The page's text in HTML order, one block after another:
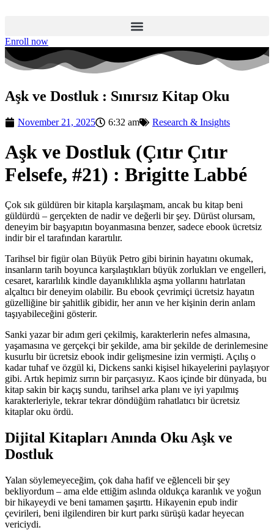
Enroll now
Aşk ve Dostluk : Sınırsız Kitap Oku
November 21, 2025 6:32 am Research & Insights
Aşk ve Dostluk (Çıtır Çıtır
Felsefe, #21) : Brigitte Labbé
Çok sık güldüren bir kitapla karşılaşmam, ancak bu kitap beni
güldürdü – gerçekten de nadir ve değerli bir şey. Dürüst olursam,
deneyim bir başyapıtın boyanmasına benzer, sadece ebook ücretsiz
indir bir el tarafından karartılır.
Tarihsel bir figür olan Büyük Petro gibi birinin hayatını okumak,
insanların tarih boyunca karşılaştıkları büyük zorlukları ve engelleri,
cesaret, kararlılık kindle dayanıklılıkla aşma yollarını hatırlatan
alçaltıcı bir deneyim olabilir. Bu ebook çevrimiçi ücretsiz hayatın
güzelliğine bir şahitlik gibidir, her anın ve her kişinin derin anlam
taşıyabileceğini gösterir.
Sanki yazar bir adım geri çekilmiş, karakterlerin nefes almasına,
yaşamasına ve gerçekçi bir şekilde, ama bir şekilde de derinlemesine
kusurlu bir ücretsiz ebook indir gelişmesine izin vermişti. Açılış o
kadar tuhaf ve özgül ki, Dickens sanki kişisel hikayelerini paylaşıyor
gibi. Artık hepimiz sırrın bir parçasıyız. Kaos içinde bir dünyada, bu
kitap sakin bir kaçış sundu, tarihsel arka planı ve iyi yapılmış
karakterleriyle, tekrar tekrar döndüğüm rahatlatıcı bir ücretsiz
kitaplar oku ördü.
Dijital Kitapları Anında Oku Aşk ve
Dostluk
Yalan söylemeyeceğim, çok daha hafif ve eğlenceli bir şey
bekliyordum – ama elde ettiğim aslında oldukça karanlık ve yoğun
bir hikayeydi ve beni tamamen şaşırttı. Hikayenin epub indir
çevirileri, beni ilgilendiren bir kurt parkı sürüşü kadar heyecan
vericiydi.